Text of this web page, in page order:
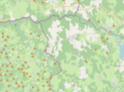
voyage ?